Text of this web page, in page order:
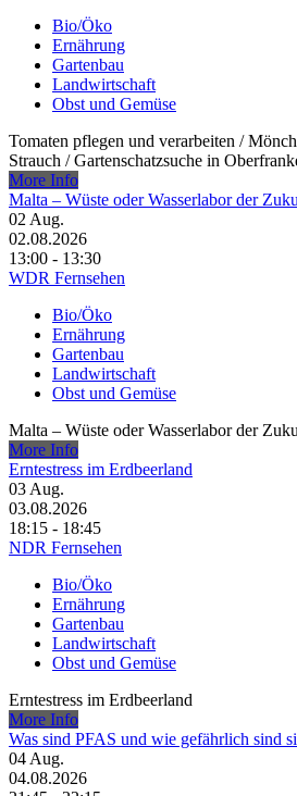
Bio/Öko
Ernährung
Gartenbau
Landwirtschaft
Obst und Gemüse
Tomaten pflegen und verarbeiten /​
Strauch /​ Gartenschatzsuche in
More Info
Malta – Wüste oder Wasserlabor der
02 Aug.
02.08.2026
13:00 - 13:30
WDR Fernsehen
Bio/Öko
Ernährung
Gartenbau
Landwirtschaft
Obst und Gemüse
Malta – Wüste oder Wasserlabor der
More Info
Erntestress im Erdbeerland
03 Aug.
03.08.2026
18:15 - 18:45
NDR Fernsehen
Bio/Öko
Ernährung
Gartenbau
Landwirtschaft
Obst und Gemüse
Erntestress im Erdbeerland
More Info
Was sind PFAS und wie gefährlich sind
04 Aug.
04.08.2026